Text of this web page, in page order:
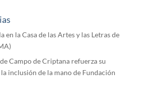
en la Casa de las Artes y las Letras de
Campo de Criptana refuerza su
inclusión de la mano de Fundación